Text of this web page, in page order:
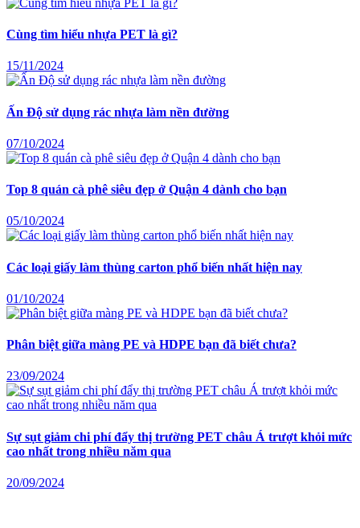
Cùng tìm hiểu nhựa PET là gì?
15/11/2024
Ấn Độ sử dụng rác nhựa làm nền đường
07/10/2024
Top 8 quán cà phê siêu đẹp ở Quận 4 dành cho bạn
05/10/2024
Các loại giấy làm thùng carton phổ biến nhất hiện nay
01/10/2024
Phân biệt giữa màng PE và HDPE bạn đã biết chưa?
23/09/2024
Sự sụt giảm chi phí đẩy thị trường PET châu Á trượt khỏi mức
cao nhất trong nhiều năm qua
20/09/2024